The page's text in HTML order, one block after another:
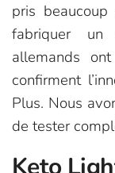
pris
fabriquer
allemands
confirment
Plus. Nous
de tester